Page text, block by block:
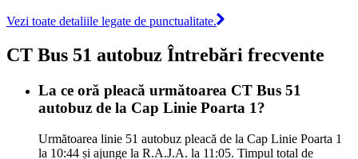
Vezi toate detaliile legate de punctualitate.
CT Bus 51 autobuz Întrebări frecvente
La ce oră pleacă următoarea CT Bus 51
autobuz de la Cap Linie Poarta 1?
Următoarea linie 51 autobuz pleacă de la Cap Linie Poarta 1
la 10:44 și ajunge la R.A.J.A. la 11:05. Timpul total de